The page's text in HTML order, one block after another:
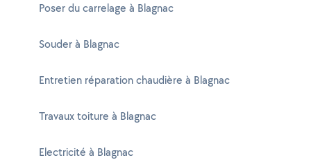
Poser du carrelage à Blagnac
Souder à Blagnac
Entretien réparation chaudière à Blagnac
Travaux toiture à Blagnac
Electricité à Blagnac